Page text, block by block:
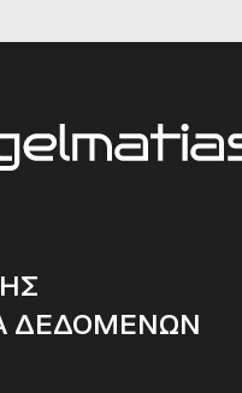
ΔΕΔΟΜΕΝΩΝ